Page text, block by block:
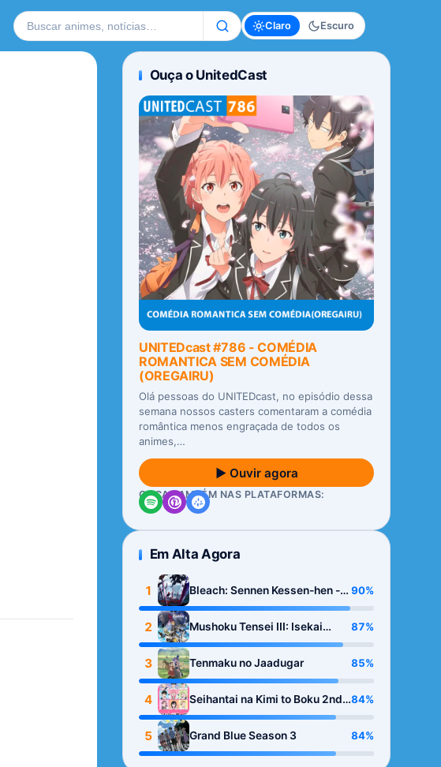
Buscar no site Claro Escuro
Ouça o UnitedCast
UNITEDcast #786 - COMÉDIA
ROMANTICA SEM COMÉDIA
(OREGAIRU)
Olá pessoas do UNITEDcast, no episódio dessa
semana nossos casters comentaram a comédia
romântica menos engraçada de todos os
animes,…
▶ Ouvir agora
OUÇA TAMBÉM NAS PLATAFORMAS:
Em Alta Agora
1
Bleach: Sennen Kessen-hen -
Kashin-tan
90%
2
Mushoku Tensei III: Isekai
Ittara Honki Dasu
87%
3 Tenmaku no Jaadugar 85%
4
Seihantai na Kimi to Boku 2nd
Season
84%
5 Grand Blue Season 3 84%